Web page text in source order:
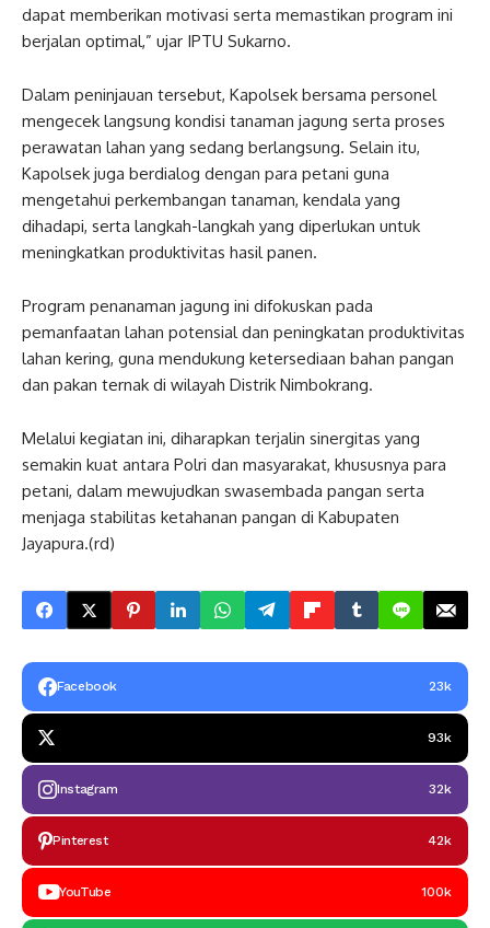
dapat memberikan motivasi serta memastikan program ini
berjalan optimal,” ujar IPTU Sukarno.
Dalam peninjauan tersebut, Kapolsek bersama personel
mengecek langsung kondisi tanaman jagung serta proses
perawatan lahan yang sedang berlangsung. Selain itu,
Kapolsek juga berdialog dengan para petani guna
mengetahui perkembangan tanaman, kendala yang
dihadapi, serta langkah-langkah yang diperlukan untuk
meningkatkan produktivitas hasil panen.
Program penanaman jagung ini difokuskan pada
pemanfaatan lahan potensial dan peningkatan produktivitas
lahan kering, guna mendukung ketersediaan bahan pangan
dan pakan ternak di wilayah Distrik Nimbokrang.
Melalui kegiatan ini, diharapkan terjalin sinergitas yang
semakin kuat antara Polri dan masyarakat, khususnya para
petani, dalam mewujudkan swasembada pangan serta
menjaga stabilitas ketahanan pangan di Kabupaten
Jayapura.(rd)
Facebook 23k
93k
Instagram 32k
Pinterest 42k
YouTube 100k